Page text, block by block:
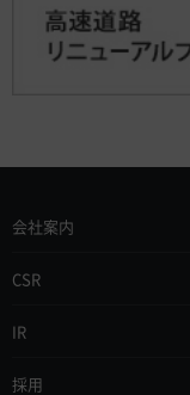
会社案内
CSR
IR
採用